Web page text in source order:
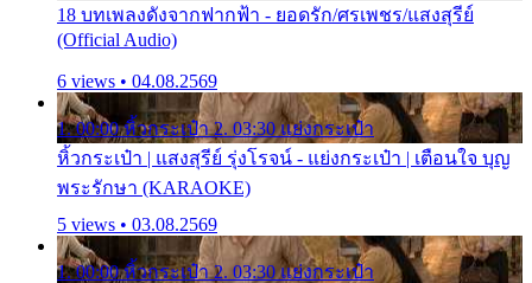
18 บทเพลงดังจากฟากฟ้า - ยอดรัก/ศรเพชร/แสงสุรีย์
(Official Audio)
6 views • 04.08.2569
1. 00:00 หิ้วกระเป๋า 2. 03:30 แย่งกระเป๋า
หิ้วกระเป๋า | แสงสุรีย์ รุ่งโรจน์ - แย่งกระเป๋า | เตือนใจ บุญ
พระรักษา (KARAOKE)
5 views • 03.08.2569
1. 00:00 หิ้วกระเป๋า 2. 03:30 แย่งกระเป๋า